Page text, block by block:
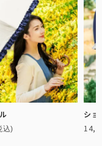
込)
ショ